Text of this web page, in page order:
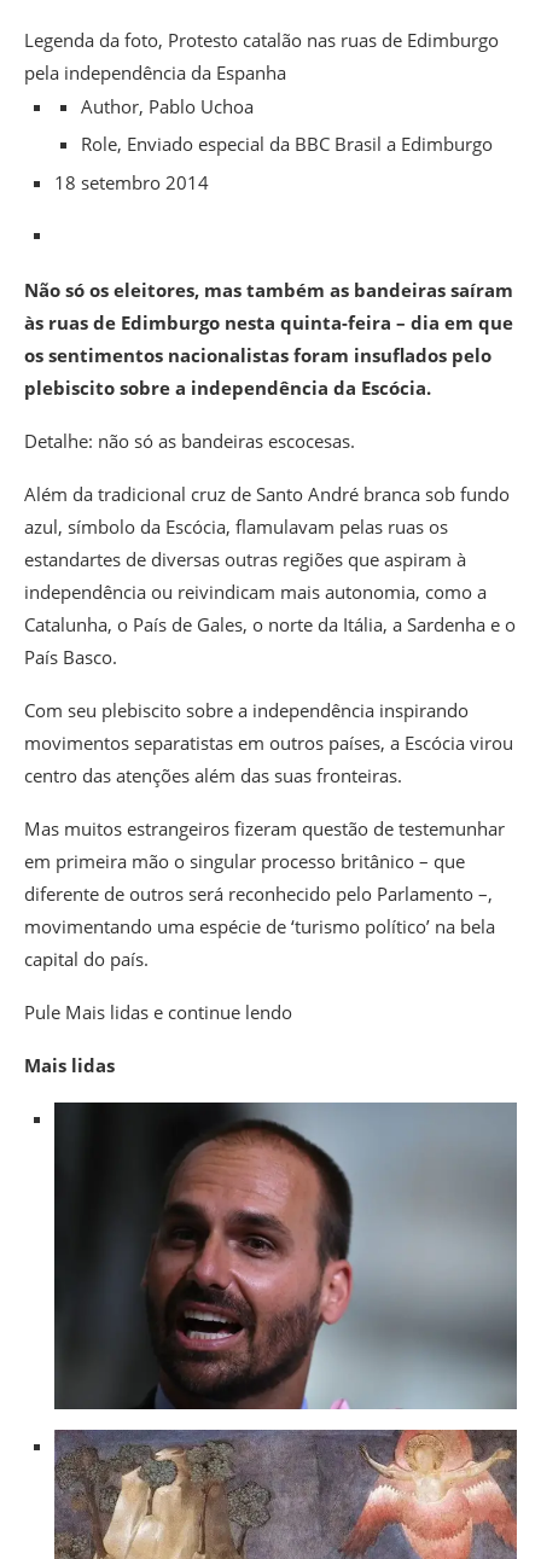
Legenda da foto, Protesto catalão nas ruas de Edimburgo
pela independência da Espanha
Author, Pablo Uchoa
Role, Enviado especial da BBC Brasil a Edimburgo
18 setembro 2014
Não só os eleitores, mas também as bandeiras saíram
às ruas de Edimburgo nesta quinta-feira – dia em que
os sentimentos nacionalistas foram insuflados pelo
plebiscito sobre a independência da Escócia.
Detalhe: não só as bandeiras escocesas.
Além da tradicional cruz de Santo André branca sob fundo
azul, símbolo da Escócia, flamulavam pelas ruas os
estandartes de diversas outras regiões que aspiram à
independência ou reivindicam mais autonomia, como a
Catalunha, o País de Gales, o norte da Itália, a Sardenha e o
País Basco.
Com seu plebiscito sobre a independência inspirando
movimentos separatistas em outros países, a Escócia virou
centro das atenções além das suas fronteiras.
Mas muitos estrangeiros fizeram questão de testemunhar
em primeira mão o singular processo britânico – que
diferente de outros será reconhecido pelo Parlamento –,
movimentando uma espécie de ‘turismo político’ na bela
capital do país.
Pule Mais lidas e continue lendo
Mais lidas